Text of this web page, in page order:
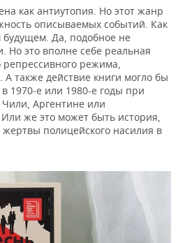
как антиутопия. Но этот жанр
описываемых событий. Как
Да, подобное не
Но это вполне себе реальная
репрессивного режима,
также действие книги могло бы
1970-е или 1980-е годы при
Аргентине или
же это может быть история,
полицейского насилия в